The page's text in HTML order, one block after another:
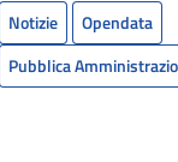
Notizie
Opendata
Pubblica